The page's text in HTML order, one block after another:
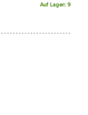
Auf Lager: 9